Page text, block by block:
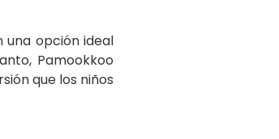
opción ideal
Pamookkoo
que los niños